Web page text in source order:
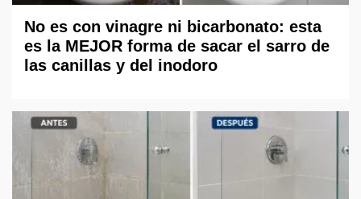
No es con vinagre ni bicarbonato: esta
es la MEJOR forma de sacar el sarro de
las canillas y del inodoro